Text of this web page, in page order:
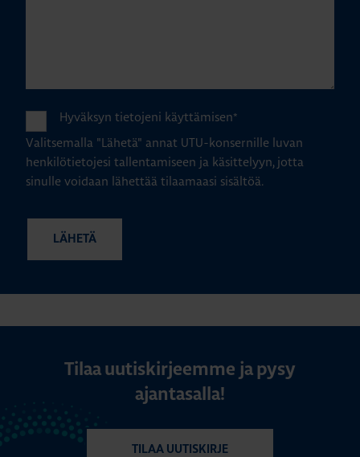
Hyväksyn tietojeni käyttämisen*
Valitsemalla "Lähetä" annat UTU-konsernille luvan
henkilötietojesi tallentamiseen ja käsittelyyn, jotta
sinulle voidaan lähettää tilaamaasi sisältöä.
Tilaa uutiskirjeemme ja pysy
ajantasalla!
TILAA UUTISKIRJE